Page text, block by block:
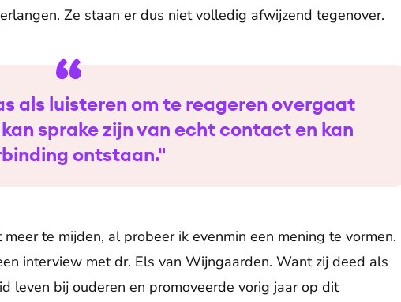
Ze staan er dus niet volledig afwijzend tegenover.
als luisteren om te reageren overgaat
sprake zijn van echt contact en kan
ontstaan."
te mijden, al probeer ik evenmin een mening te vormen.
interview met dr. Els van Wijngaarden. Want zij deed als
leven bij ouderen en promoveerde vorig jaar op dit